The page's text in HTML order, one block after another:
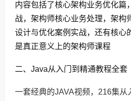
内容包括了核心架构业务优化篇
战，架构师核心业务处理，架构
设计与优化案例实战，还有核心
是真正意义上的架构师课程
二、Java从入门到精通教程全套
一套经典的JAVA视频，216集从